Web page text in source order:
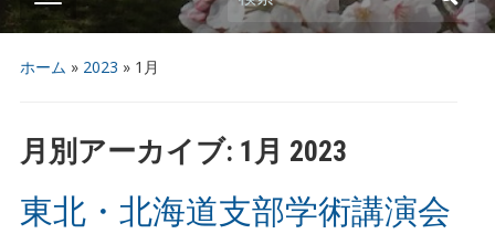
ホーム » 2023 » 1月
月別アーカイブ: 1月 2023
東北・北海道支部学術講演会